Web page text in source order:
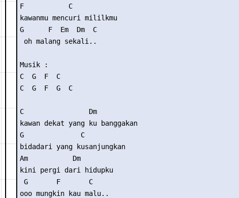
F           C
kawanmu mencuri mililkmu
G      F  Em  Dm  C
oh malang sekali..
Musik :
C  G  F  C
C  G  F  G  C
C                Dm
kawan dekat yang ku banggakan
G              C
bidadari yang kusanjungkan
Am           Dm
kini pergi dari hidupku
G       F       C
ooo mungkin kau malu..